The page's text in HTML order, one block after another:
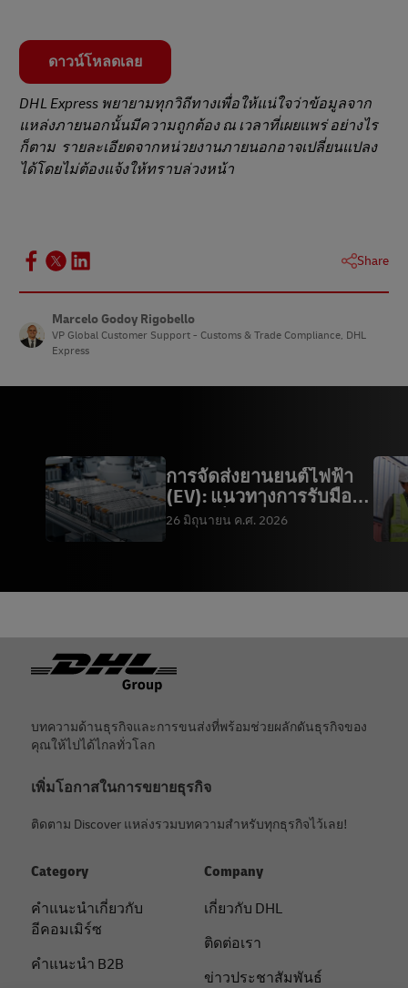
ดาวน์โหลดเลย
DHL Express พยายามทุกวิถีทางเพื่อให้แน่ใจว่าข้อมูลจาก
แหล่งภายนอกนั้นมีความถูกต้อง ณ เวลาที่เผยแพร่ อย่างไร
ก็ตาม รายละเอียดจากหน่วยงานภายนอกอาจเปลี่ยนแปลง
ได้โดยไม่ต้องแจ้งให้ทราบล่วงหน้า
Share
Marcelo Godoy Rigobello
VP Global Customer Support - Customs & Trade Compliance, DHL
Express
การจัดส่งยานยนต์ไฟฟ้า
(EV): แนวทางการรับมือ
กฎระเบียบเกี่ยวกั
26 มิถุนายน ค.ศ. 2026
ท้ายกระดาษ
บทความด้านธุรกิจและการขนส่งที่พร้อมช่วยผลักดันธุรกิจของ
คุณให้ไปได้ไกลทั่วโลก
เพิ่มโอกาสในการขยายธุรกิจ
ติดตาม Discover แหล่งรวมบทความสำหรับทุกธุรกิจไว้เลย!
Category
คําแนะนําเกี่ยวกับ
อีคอมเมิร์ซ
คําแนะนํา B2B
Company
เกี่ยวกับ DHL
ติดต่อเรา
ข่าวประชาสัมพันธ์